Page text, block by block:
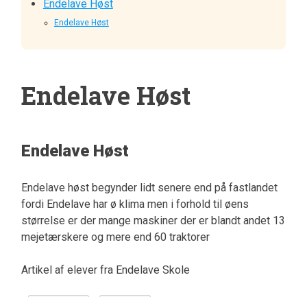
Endelave Høst
Endelave Høst
Endelave Høst
Endelave Høst
Endelave høst begynder lidt senere end på fastlandet
fordi Endelave har ø klima men i forhold til øens
størrelse er der mange maskiner der er blandt andet 13
mejetærskere og mere end 60 traktorer
Artikel af elever fra Endelave Skole